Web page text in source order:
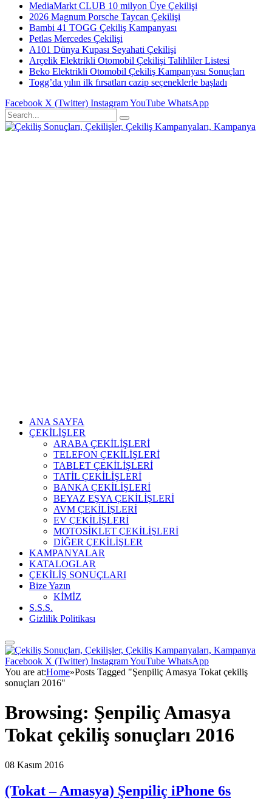
MediaMarkt CLUB 10 milyon Üye Çekilişi
2026 Magnum Porsche Taycan Çekilişi
Bambi 41 TOGG Çekiliş Kampanyası
Petlas Mercedes Çekilişi
A101 Dünya Kupası Seyahati Çekilişi
Arçelik Elektrikli Otomobil Çekilişi Talihliler Listesi
Beko Elektrikli Otomobil Çekiliş Kampanyası Sonuçları
Togg’da yılın ilk fırsatları cazip seçeneklerle başladı
Facebook X (Twitter) InstagramYouTube WhatsApp
ANA SAYFA
ÇEKİLİŞLER
ARABA ÇEKİLİŞLERİ
TELEFON ÇEKİLİŞLERİ
TABLET ÇEKİLİŞLERİ
TATİL ÇEKİLİŞLERİ
BANKA ÇEKİLİŞLERİ
BEYAZ EŞYA ÇEKİLİŞLERİ
AVM ÇEKİLİŞLERİ
EV ÇEKİLİŞLERİ
MOTOSİKLET ÇEKİLİŞLERİ
DİĞER ÇEKİLİŞLER
KAMPANYALAR
KATALOGLAR
ÇEKİLİŞ SONUÇLARI
Bize Yazın
KİMİZ
S.S.S.
Gizlilik Politikası
Facebook X (Twitter) InstagramYouTube WhatsApp
You are at:Home»Posts Tagged "Şenpiliç Amasya Tokat çekiliş
sonuçları 2016"
Browsing: Şenpiliç Amasya
Tokat çekiliş sonuçları 2016
08 Kasım 2016
(Tokat – Amasya) Şenpiliç iPhone 6s